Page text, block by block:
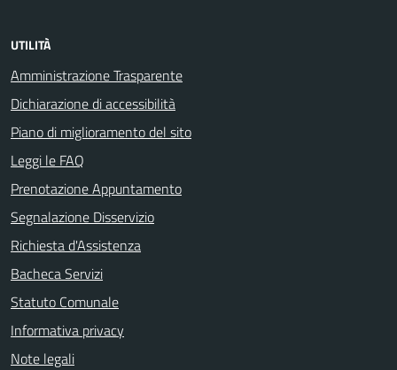
UTILITÀ
Amministrazione Trasparente
Dichiarazione di accessibilità
Piano di miglioramento del sito
Leggi le FAQ
Prenotazione Appuntamento
Segnalazione Disservizio
Richiesta d'Assistenza
Bacheca Servizi
Statuto Comunale
Informativa privacy
Note legali